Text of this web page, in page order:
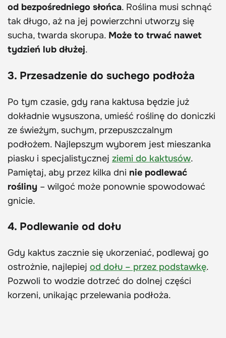
od bezpośredniego słońca. Roślina musi schnąć
tak długo, aż na jej powierzchni utworzy się
sucha, twarda skorupa. Może to trwać nawet
tydzień lub dłużej.
3. Przesadzenie do suchego podłoża
Po tym czasie, gdy rana kaktusa będzie już
dokładnie wysuszona, umieść roślinę do doniczki
ze świeżym, suchym, przepuszczalnym
podłożem. Najlepszym wyborem jest mieszanka
piasku i specjalistycznej ziemi do kaktusów.
Pamiętaj, aby przez kilka dni nie podlewać
rośliny – wilgoć może ponownie spowodować
gnicie.
4. Podlewanie od dołu
Gdy kaktus zacznie się ukorzeniać, podlewaj go
ostrożnie, najlepiej od dołu – przez podstawkę.
Pozwoli to wodzie dotrzeć do dolnej części
korzeni, unikając przelewania podłoża.